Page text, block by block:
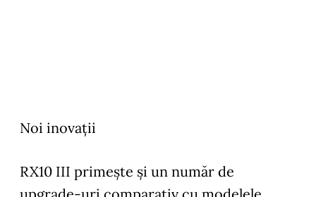
Noi inovaţii
RX10 III primeşte şi un număr de